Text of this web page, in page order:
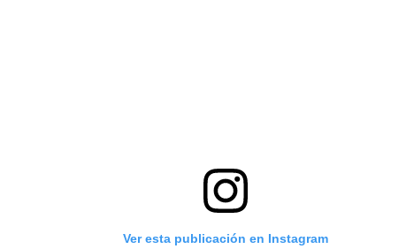
Ver esta publicación en Instagram